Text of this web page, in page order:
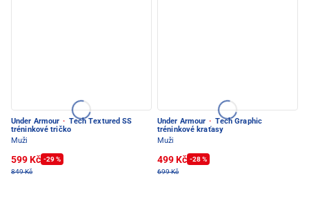
Under Armour · Tech Textured SS
tréninkové tričko
Muži
599 Kč -29 %
849 Kč
Under Armour · Tech Graphic
tréninkové kraťasy
Muži
499 Kč -28 %
699 Kč